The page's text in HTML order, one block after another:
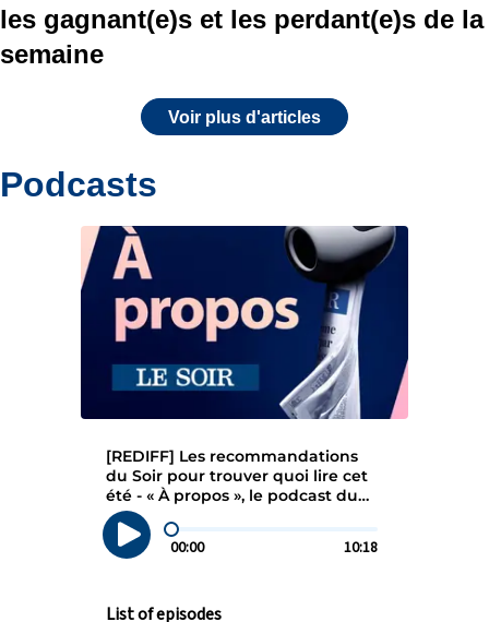
les gagnant(e)s et les perdant(e)s de la
semaine
Voir plus d'articles
Podcasts